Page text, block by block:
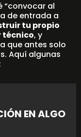
“convocar al
de entrada a
tu propio
técnico, y
que antes solo
Aquí algunas
EN ALGO